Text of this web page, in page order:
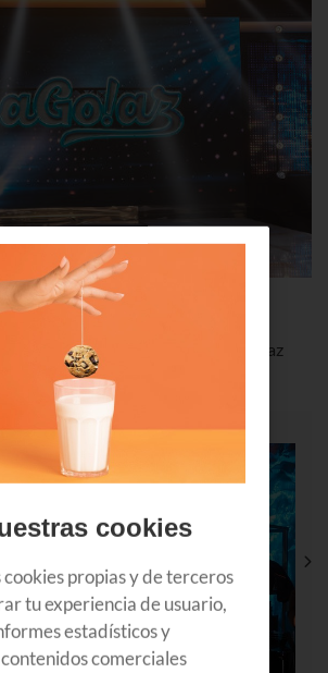
10 niñas y niños tuvieron la
en directo de ensayo de Ba!goaz
de bien se lo pasaron!
cookies
propias y de terceros
tu experiencia de usuario,
estadísticos y
comerciales